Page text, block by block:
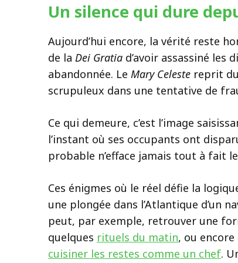
Un silence qui dure
Aujourd’hui encore, la vérité reste
de la Dei Gratia d’avoir assassiné
abandonnée. Le Mary Celeste reprit
scrupuleux dans une tentative de
Ce qui demeure, c’est l’image
l’instant où ses occupants ont
probable n’efface jamais tout à fait
Ces énigmes où le réel défie la
une plongée dans l’Atlantique d’un
peut, par exemple, retrouver une
quelques rituels du matin, ou
cuisiner les restes comme un chef.